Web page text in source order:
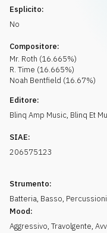
Esplicito:
No
Compositore:
Mr. Roth (16.665%)
R. Time (16.665%)
Noah Bentfield (16.67%)
Editore:
Blinq Amp Music, Blinq Et
SIAE:
206575123
Strumento:
Batteria, Basso, Percussioni
Mood:
Aggressivo, Travolgente,